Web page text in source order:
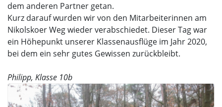
dem anderen Partner getan.
Kurz darauf wurden wir von den Mitarbeiterinnen am
Nikolskoer Weg wieder verabschiedet. Dieser Tag war
ein Höhepunkt unserer Klassenausflüge im Jahr 2020,
bei dem ein sehr gutes Gewissen zurückbleibt.
Philipp, Klasse 10b